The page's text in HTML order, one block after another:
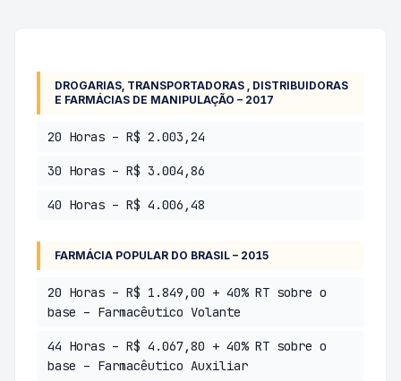
DROGARIAS, TRANSPORTADORAS , DISTRIBUIDORAS
E FARMÁCIAS DE MANIPULAÇÃO – 2017
20 Horas – R$ 2.003,24
30 Horas – R$ 3.004,86
40 Horas – R$ 4.006,48
FARMÁCIA POPULAR DO BRASIL – 2015
20 Horas – R$ 1.849,00 + 40% RT sobre o
base – Farmacêutico Volante
44 Horas – R$ 4.067,80 + 40% RT sobre o
base – Farmacêutico Auxiliar